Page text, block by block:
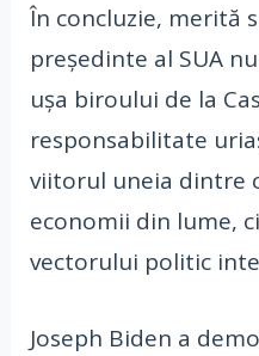
În concluzie, merită
președinte al SUA
ușa biroului de la
responsabilitate
viitorul uneia dintre
economii din lume,
vectorului politic
Joseph Biden a